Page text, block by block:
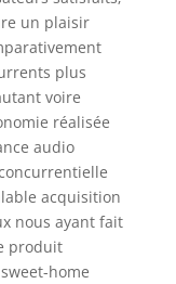
à vis
pour bi-
en laiton.
un plaisir
plus
voire
réalisée
audio
acquisition
nous ayant fait
produit
home